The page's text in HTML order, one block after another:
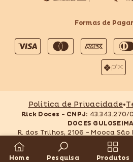
Formas de
Política de Privacidade•
Rick Doces - CNPJ:
DOCES
R. dos Trilhos, 2106 - Mooca São
009 - Tel: (11) 3271-5822
reservados. Fotos
Home
Pesquisa Produtos